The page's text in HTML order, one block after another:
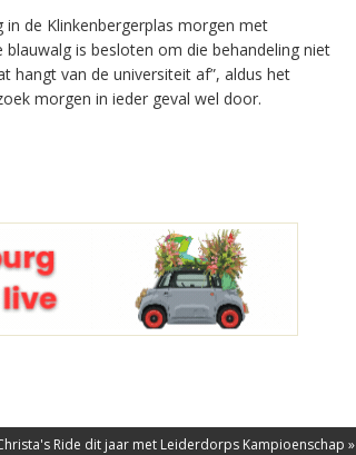
de Klinkenbergerplas morgen met
is besloten om die behandeling niet
hangt van de universiteit af”, aldus het
morgen in ieder geval wel door.
Ride dit jaar met Leiderdorps Kampioenschap »